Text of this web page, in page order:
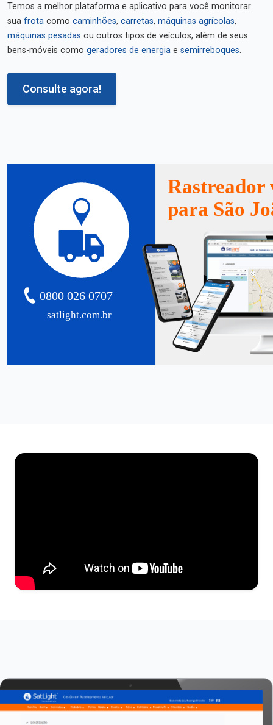
Temos a melhor plataforma e aplicativo para você monitorar
sua frota como caminhões, carretas, máquinas agrícolas,
máquinas pesadas ou outros tipos de veículos, além de seus
bens-móveis como geradores de energia e semirreboques.
Consulte agora!
satlight.com.br
0800 026 0707
Rastreador
para São